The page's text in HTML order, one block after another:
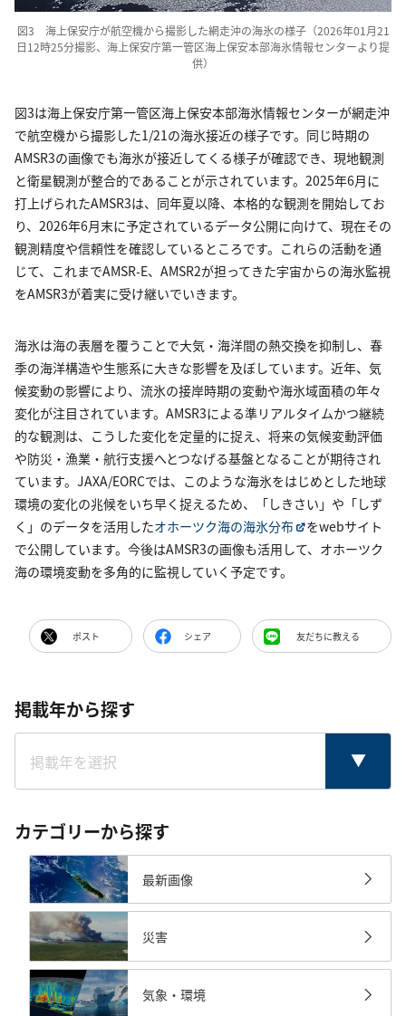
図3 海上保安庁が航空機から撮影した網走沖の海氷の様子（2026年01月21
日12時25分撮影、海上保安庁第一管区海上保安本部海氷情報センターより提
供）
図3は海上保安庁第一管区海上保安本部海氷情報センターが網走沖
で航空機から撮影した1/21の海氷接近の様子です。同じ時期の
AMSR3の画像でも海氷が接近してくる様子が確認でき、現地観測
と衛星観測が整合的であることが示されています。2025年6月に
打上げられたAMSR3は、同年夏以降、本格的な観測を開始してお
り、2026年6月末に予定されているデータ公開に向けて、現在その
観測精度や信頼性を確認しているところです。これらの活動を通
じて、これまでAMSR-E、AMSR2が担ってきた宇宙からの海氷監視
をAMSR3が着実に受け継いでいきます。
海氷は海の表層を覆うことで大気・海洋間の熱交換を抑制し、春
季の海洋構造や生態系に大きな影響を及ぼしています。近年、気
候変動の影響により、流氷の接岸時期の変動や海氷域面積の年々
変化が注目されています。AMSR3による準リアルタイムかつ継続
的な観測は、こうした変化を定量的に捉え、将来の気候変動評価
や防災・漁業・航行支援へとつなげる基盤となることが期待され
ています。JAXA/EORCでは、このような海氷をはじめとした地球
環境の変化の兆候をいち早く捉えるため、「しきさい」や「しず
く」のデータを活用したオホーツク海の海氷分布
をwebサイト
で公開しています。今後はAMSR3の画像も活用して、オホーツク
海の環境変動を多角的に監視していく予定です。
ポスト シェア 友だちに教える
掲載年から探す
カテゴリーから探す
最新画像
災害
気象・環境